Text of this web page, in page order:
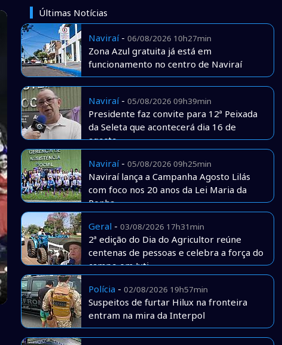
Últimas Notícias
Naviraí- 06/08/2026 10h27min
Zona Azul gratuita já está em
funcionamento no centro de Naviraí
Naviraí- 05/08/2026 09h39min
Presidente faz convite para 12ª Peixada
da Seleta que acontecerá dia 16 de
agosto
Naviraí- 05/08/2026 09h25min
Naviraí lança a Campanha Agosto Lilás
com foco nos 20 anos da Lei Maria da
Penha
Geral - 03/08/2026 17h31min
2ª edição do Dia do Agricultor reúne
centenas de pessoas e celebra a força do
campo em Juti
Polícia - 02/08/2026 19h57min
Suspeitos de furtar Hilux na fronteira
entram na mira da Interpol